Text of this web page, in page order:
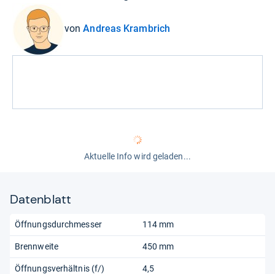
vonAndreas Krambrich
Aktuelle Info wird geladen...
Datenblatt
Öffnungsdurchmesser 114 mm
Brennweite 450 mm
Öffnungsverhältnis (f/) 4,5